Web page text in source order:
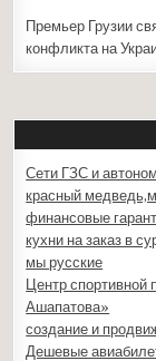
Премьер Грузии
конфликта на
Сети ГЗС и
красный
финансовые
кухни на заказ в
мы русские
Центр спортивной
Ашапатова»
создание и
Дешевые